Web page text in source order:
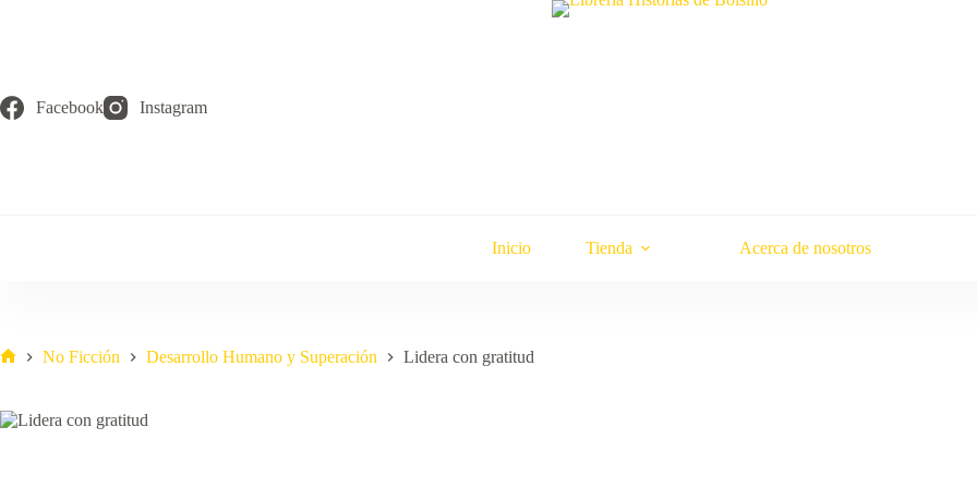
Facebook Instagram
Inicio Tienda Acerca de nosotros
No Ficción Desarrollo Humano y Superación Lidera con gratitud